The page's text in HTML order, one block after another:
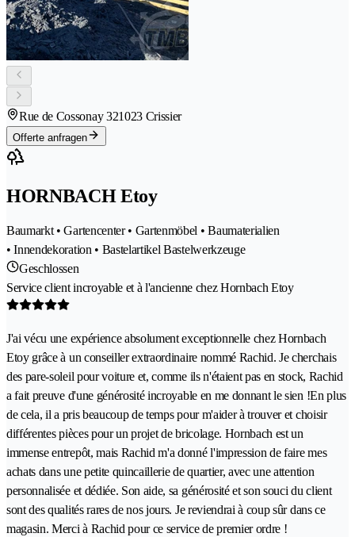
Rue de Cossonay 321023 Crissier
Offerte anfragen
HORNBACH Etoy
Baumarkt • Gartencenter • Gartenmöbel • Baumaterialien
• Innendekoration • Bastelartikel Bastelwerkzeuge
Geschlossen
Service client incroyable et à l'ancienne chez Hornbach Etoy
J'ai vécu une expérience absolument exceptionnelle chez Hornbach
Etoy grâce à un conseiller extraordinaire nommé Rachid. Je cherchais
des pare-soleil pour voiture et, comme ils n'étaient pas en stock, Rachid
a fait preuve d'une générosité incroyable en me donnant le sien !En plus
de cela, il a pris beaucoup de temps pour m'aider à trouver et choisir
différentes pièces pour un projet de bricolage. Hornbach est un
immense entrepôt, mais Rachid m'a donné l'impression de faire mes
achats dans une petite quincaillerie de quartier, avec une attention
personnalisée et dédiée. Son aide, sa générosité et son souci du client
sont des qualités rares de nos jours. Je reviendrai à coup sûr dans ce
magasin. Merci à Rachid pour ce service de premier ordre !